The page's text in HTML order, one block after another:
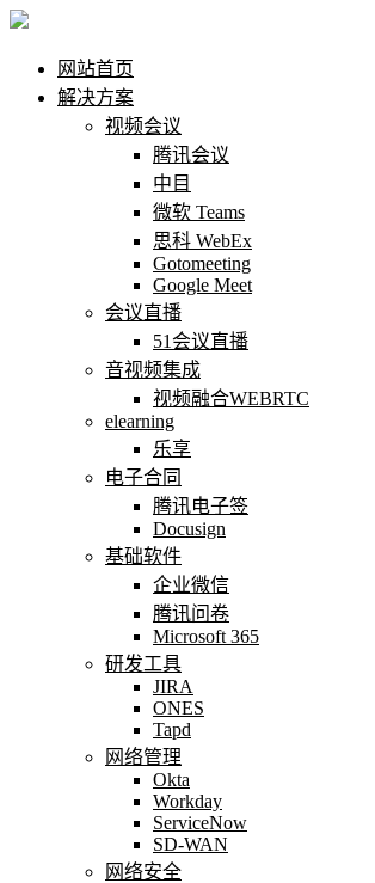
网站首页
解决方案
视频会议
腾讯会议
中目
微软 Teams
思科 WebEx
Gotomeeting
Google Meet
会议直播
51会议直播
音视频集成
视频融合WEBRTC
elearning
乐享
电子合同
腾讯电子签
Docusign
基础软件
企业微信
腾讯问卷
Microsoft 365
研发工具
JIRA
ONES
Tapd
网络管理
Okta
Workday
ServiceNow
SD-WAN
网络安全